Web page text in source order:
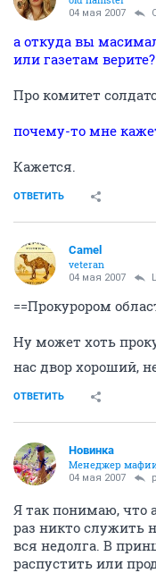
04 мая 2007
а откуда вы
или газетам верите?
Про комитет
почему-то мне
Кажется.
ОТВЕТИТЬ
Camel
veteran
04 мая 2007
==Прокурором
Ну может хоть
нас двор хороший,
ОТВЕТИТЬ
Новинка
Менеджер
04 мая 2007
Я так понимаю, что
раз никто служить
вся недолга. В
распустить или